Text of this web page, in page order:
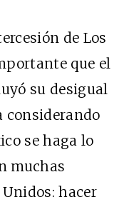
de Los
que el
su desigual
se haga lo
muchas
hacer